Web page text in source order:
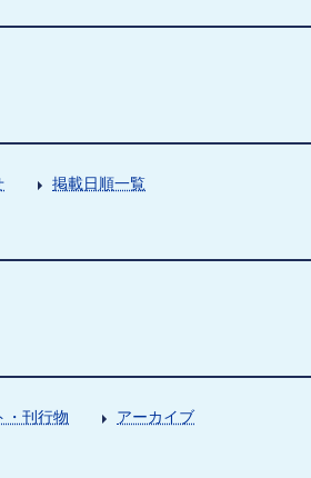
掲載日順一覧
・刊行物 アーカイブ